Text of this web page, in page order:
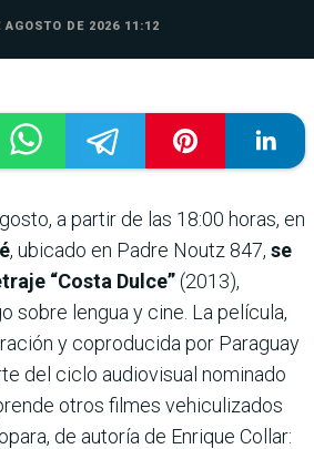
AGOSTO DE 2026 11:12
a partir de las 18:00 horas, en
, ubicado en Padre Noutz 847, se
“Costa Dulce”(2013),
sobre lengua y cine. La película,
y coproducida por Paraguay
del ciclo audiovisual nominado
otros filmes vehiculizados
de autoría de Enrique Collar: